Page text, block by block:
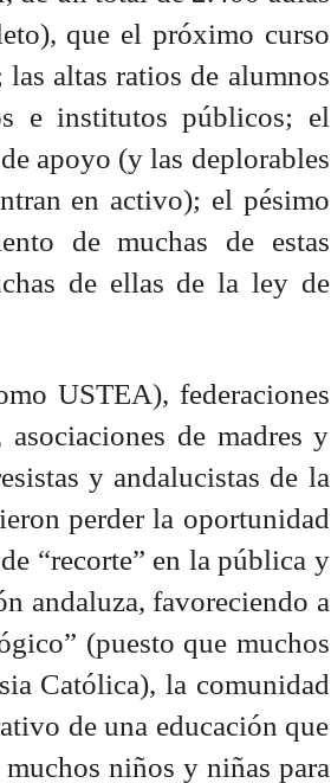
que el próximo curso
altas ratios de alumnos
e institutos públicos; el
apoyo (y las deplorables
en activo); el pésimo
de muchas de estas
de ellas de la ley de
USTEA), federaciones
de madres y
y andalucistas de la
perder la oportunidad
“recorte” en la pública y
andaluza, favoreciendo a
(puesto que muchos
Católica), la comunidad
de una educación que
muchos niños y niñas para